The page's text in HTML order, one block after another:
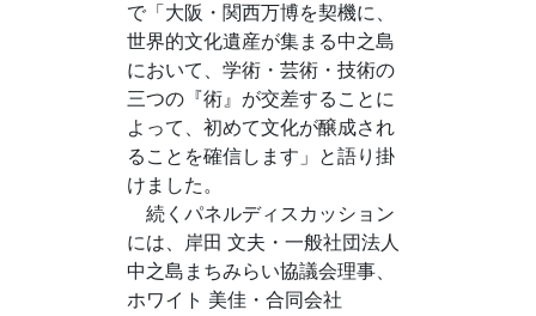
で「大阪・関西万博を契機に、
世界的文化遺産が集まる中之島
において、学術・芸術・技術の
三つの『術』が交差することに
よって、初めて文化が醸成され
ることを確信します」と語り掛
けました。
続くパネルディスカッション
には、岸田 文夫・一般社団法人
中之島まちみらい協議会理事、
ホワイト 美佳・合同会社